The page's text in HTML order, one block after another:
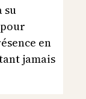
su
en
jamais